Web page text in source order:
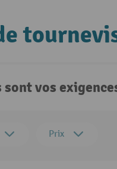
sont vos
Prix